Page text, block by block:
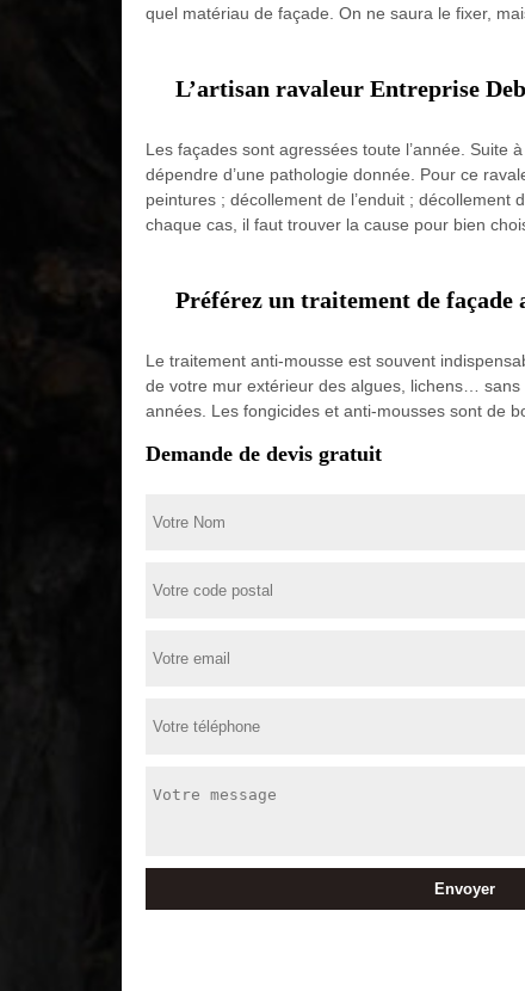
quel matériau de façade. On ne saura le fixer,
L’artisan ravaleur Entreprise
Les façades sont agressées toute l’année. Suite
dépendre d’une pathologie donnée. Pour ce
peintures ; décollement de l’enduit ;
chaque cas, il faut trouver la cause pour bien
Préférez un traitement de façade
Le traitement anti-mousse est souvent
de votre mur extérieur des algues, lichens… sans
années. Les fongicides et anti-mousses sont de
Demande de devis gratuit